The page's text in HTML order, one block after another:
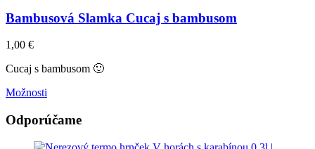
Bambusová Slamka Cucaj s bambusom
1,00 €
Cucaj s bambusom 🙂
Možnosti
Odporúčame